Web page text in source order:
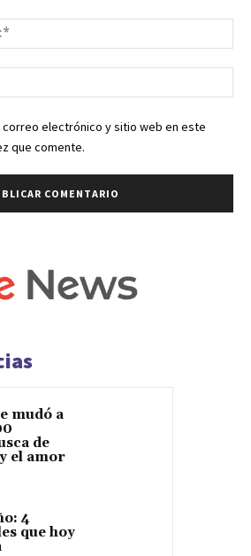
correo electrónico y sitio web en este
que comente.
mudó a
de
el amor
4
que hoy